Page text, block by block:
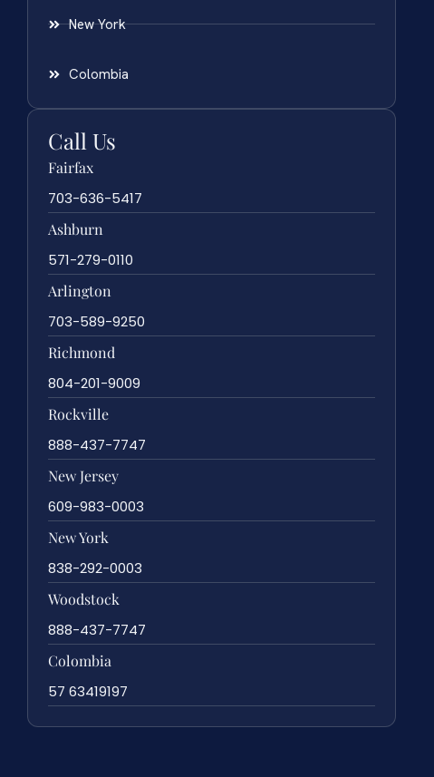
New York
Colombia
Call Us
Fairfax
703-636-5417
Ashburn
571-279-0110
Arlington
703-589-9250
Richmond
804-201-9009
Rockville
888-437-7747
New Jersey
609-983-0003
New York
838-292-0003
Woodstock
888-437-7747
Colombia
57 63419197